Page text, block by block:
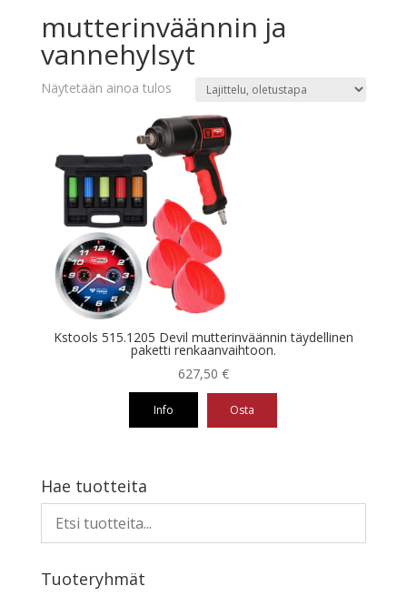
mutterinväännin ja
vannehylsyt
Näytetään ainoa tulos
Kstools 515.1205 Devil mutterinväännin täydellinen
paketti renkaanvaihtoon.
627,50 €
Info Osta
Hae tuotteita
Tuoteryhmät